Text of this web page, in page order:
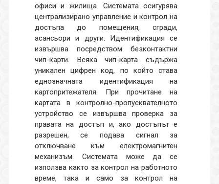
офиси и жилища. Системата осигурява
централизирано управление и контрол на
достъпа до помещения, сгради,
асансьори и други. Идентификация се
извършва посредством безконтактни
чип-карти. Всяка чип-карта съдържа
уникален цифрен код, по който става
еднозначната идентификация на
картопритежателя. При прочитане на
картата в контролно-пропусквателното
устройство се извършва проверка за
правата на достъп и, ако достъпът е
разрешен, се подава сигнал за
отключване към електромагнитен
механизъм. Системата може да се
използва както за контрол на работното
време, така и само за контрол на